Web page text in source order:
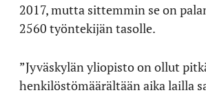
2017, mutta sittemmin se on
2560 työntekijän tasolle.
”Jyväskylän yliopisto on ollut
henkilöstömäärältään aika lailla